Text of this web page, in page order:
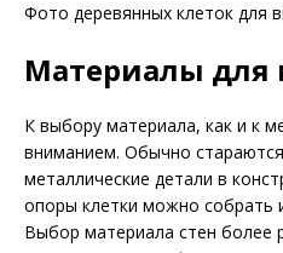
Фото деревянных клеток для
Материалы для
К выбору материала, как и к
вниманием. Обычно
металлические детали в
опоры клетки можно собрать
Выбор материала стен более